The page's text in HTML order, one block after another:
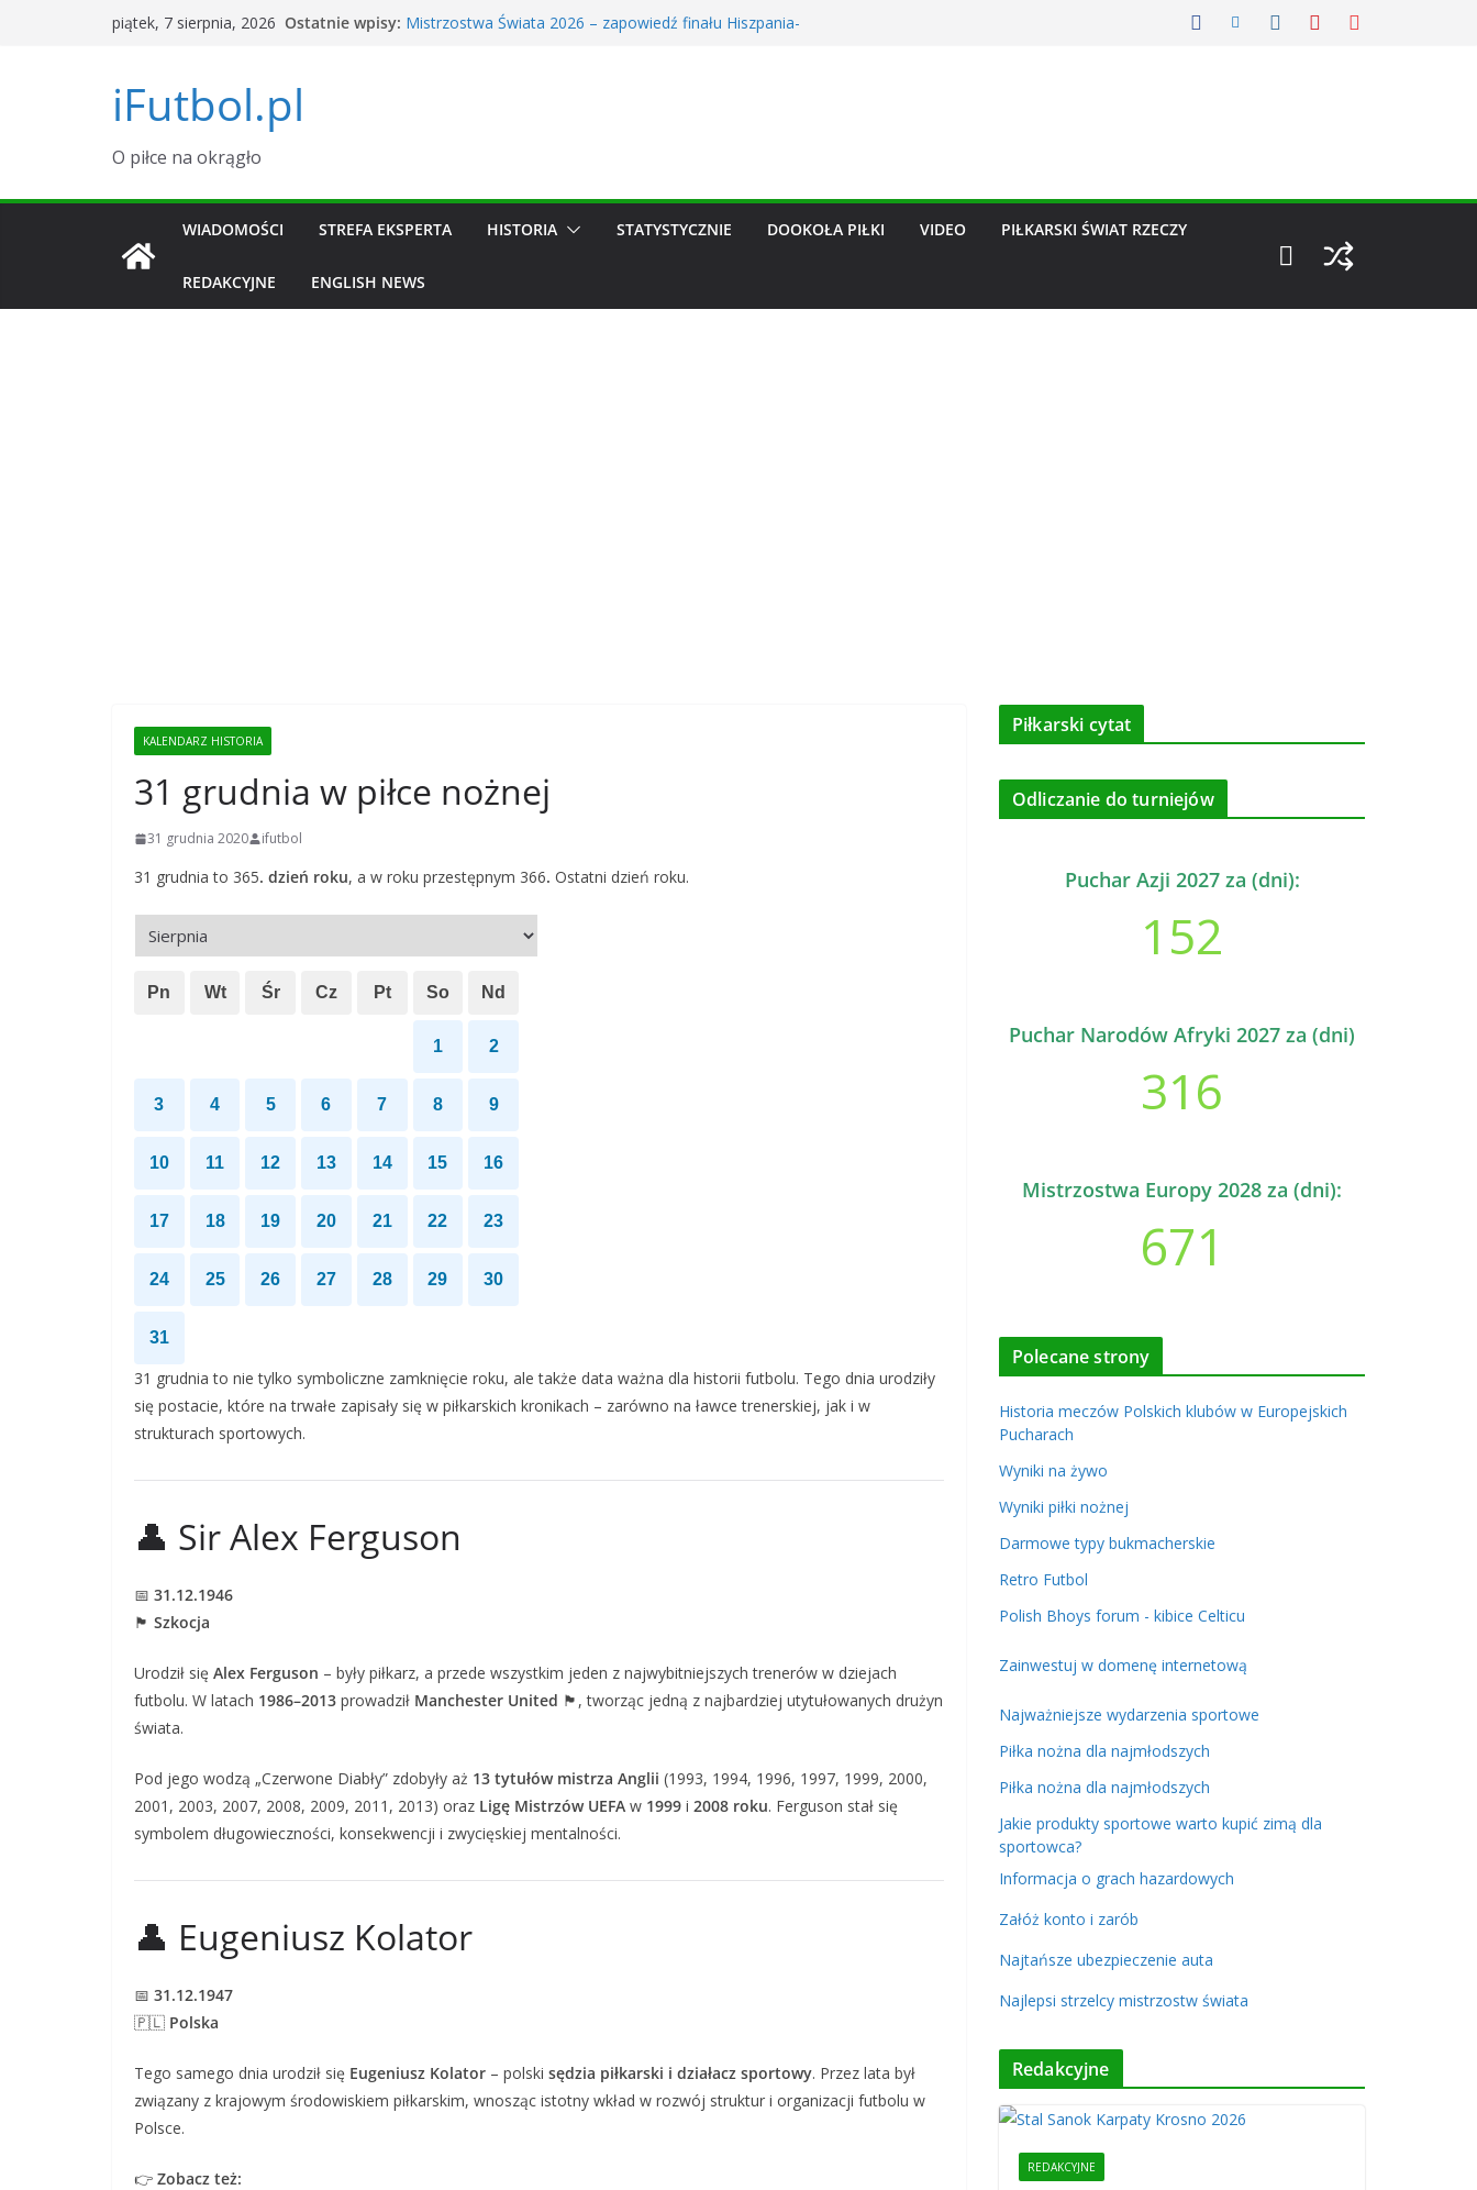
piątek, 7 sierpnia, 2026 Ostatnie wpisy: Mistrzostwa Świata 2026 – zapowiedź finału Hiszpania-
Piłkarski Kalendarz: Zapowiedź Miesiąca w Świecie Futbolu.
Sierpień 2026
iFutbol.pl
O piłce na okrągło
WIADOMOŚCI STREFA EKSPERTA HISTORIA STATYSTYCZNIE DOOKOŁA PIŁKI VIDEO PIŁKARSKI ŚWIAT RZECZY
REDAKCYJNE ENGLISH NEWS
KALENDARZ HISTORIA
31 grudnia w piłce nożnej
31 grudnia 2020 ifutbol
31 grudnia to 365. dzień roku, a w roku przestępnym 366. Ostatni dzień roku.
Pn Wt Śr Cz Pt So Nd
1 2
3 4 5 6 7 8 9
10 11 12 13 14 15 16
17 18 19 20 21 22 23
24 25 26 27 28 29 30
31
31 grudnia to nie tylko symboliczne zamknięcie roku, ale także data ważna dla historii futbolu. Tego dnia urodziły
się postacie, które na trwałe zapisały się w piłkarskich kronikach – zarówno na ławce trenerskiej, jak i w
strukturach sportowych.
👤 Sir Alex Ferguson
📅 31.12.1946
🏴 Szkocja
Urodził się Alex Ferguson – były piłkarz, a przede wszystkim jeden z najwybitniejszych trenerów w dziejach
futbolu. W latach 1986–2013 prowadził Manchester United 🏴, tworząc jedną z najbardziej utytułowanych drużyn
świata.
Pod jego wodzą „Czerwone Diabły” zdobyły aż 13 tytułów mistrza Anglii (1993, 1994, 1996, 1997, 1999, 2000,
2001, 2003, 2007, 2008, 2009, 2011, 2013) oraz Ligę Mistrzów UEFA w 1999 i 2008 roku. Ferguson stał się
symbolem długowieczności, konsekwencji i zwycięskiej mentalności.
👤 Eugeniusz Kolator
📅 31.12.1947
🇵🇱 Polska
Tego samego dnia urodził się Eugeniusz Kolator – polski sędzia piłkarski i działacz sportowy. Przez lata był
związany z krajowym środowiskiem piłkarskim, wnosząc istotny wkład w rozwój struktur i organizacji futbolu w
Polsce.
👉 Zobacz też:
Piłkarski cytat
Odliczanie do turniejów
Puchar Azji 2027 za (dni):
152
Puchar Narodów Afryki 2027 za (dni)
316
Mistrzostwa Europy 2028 za (dni):
671
Polecane strony
Historia meczów Polskich klubów w Europejskich
Pucharach
Wyniki na żywo
Wyniki piłki nożnej
Darmowe typy bukmacherskie
Retro Futbol
Polish Bhoys forum - kibice Celticu
Zainwestuj w domenę internetową
Najważniejsze wydarzenia sportowe
Piłka nożna dla najmłodszych
Piłka nożna dla najmłodszych
Jakie produkty sportowe warto kupić zimą dla
sportowca?
Informacja o grach hazardowych
Załóż konto i zarób
Najtańsze ubezpieczenie auta
Najlepsi strzelcy mistrzostw świata
Redakcyjne
REDAKCYJNE